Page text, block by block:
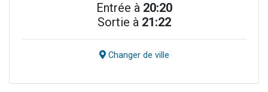
Entrée à 20:20
Sortie à 21:22
Changer de ville